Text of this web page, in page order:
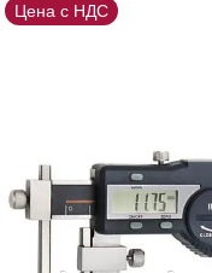
Цена с НДС